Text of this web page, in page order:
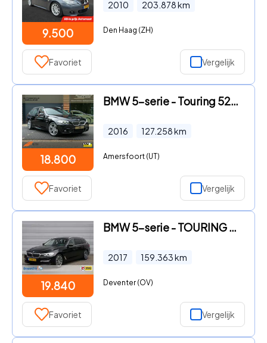
9.500
2010 203.878km
Den Haag (ZH)
Favoriet Vergelijk
18.800
BMW 5-serie - Touring 520i M Sport Edition High Executive I Trekhaak 2000K
2016 127.258km
Amersfoort (UT)
Favoriet Vergelijk
19.840
BMW 5-serie - TOURING 530I EXECUTIVE / El. A-KLEP / PDC V+A / 18 LM. VELGE
2017 159.363km
Deventer (OV)
Favoriet Vergelijk